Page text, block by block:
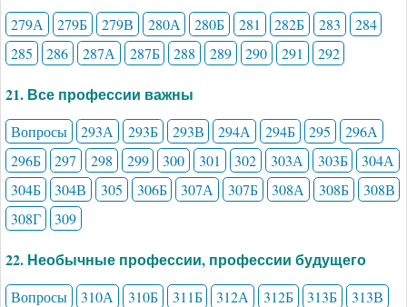
279А 279Б 279В 280А 280Б 281 282Б 283
284
285
286 287А 287Б 288 289 290 291 292
21. Все профессии важны
Вопросы 293А 293Б 293В 294А 294Б 295
296А
296Б
297 298 299 300 301 302 303А 303Б
304А
304Б
304В 305 306Б 307А 307Б 308А 308Б
308В
308Г
309
22. Необычные профессии, профессии будущего
Вопросы 310А 310Б 311Б 312А 312Б 313Б
313В